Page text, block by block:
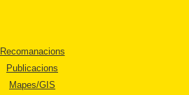
Recomanacions
Publicacions
Mapes/GIS